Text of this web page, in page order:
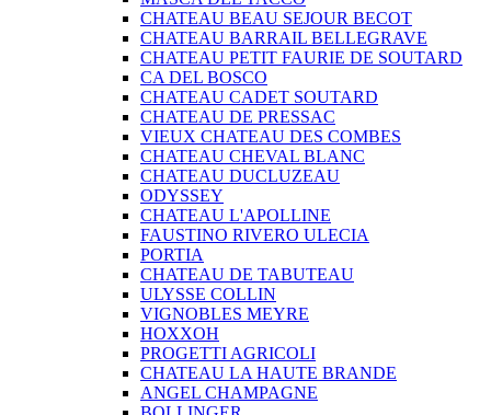
CHATEAU BEAU SEJOUR BECOT
CHATEAU BARRAIL BELLEGRAVE
CHATEAU PETIT FAURIE DE SOUTARD
CA DEL BOSCO
CHATEAU CADET SOUTARD
CHATEAU DE PRESSAC
VIEUX CHATEAU DES COMBES
CHATEAU CHEVAL BLANC
CHATEAU DUCLUZEAU
ODYSSEY
CHATEAU L'APOLLINE
FAUSTINO RIVERO ULECIA
PORTIA
CHATEAU DE TABUTEAU
ULYSSE COLLIN
VIGNOBLES MEYRE
HOXXOH
PROGETTI AGRICOLI
CHATEAU LA HAUTE BRANDE
ANGEL CHAMPAGNE